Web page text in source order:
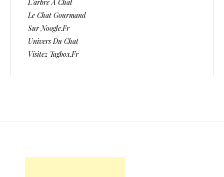
L'arbre À Chat
Le Chat Gourmand
Sur Noogle.fr
Univers Du Chat
Visitez Tagbox.fr